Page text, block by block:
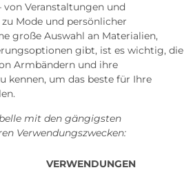
von Veranstaltungen und
Mode und persönlicher
große Auswahl an Materialien,
gibt, ist es wichtig, die
Armbändern und ihre
kennen, um das beste für Ihre
mit den gängigsten
Verwendungszwecken:
VERWENDUNGEN